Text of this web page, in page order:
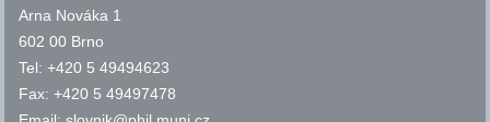
Arna Nováka 1
602 00 Brno
Tel: +420 5 49494623
Fax: +420 5 49497478